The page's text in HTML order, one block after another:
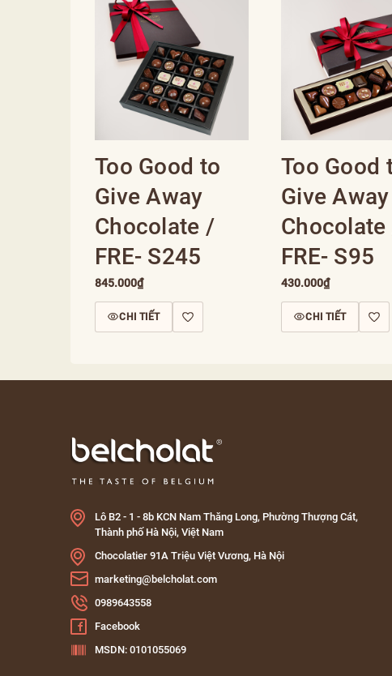
Too Good to
Give Away
Chocolate /
FRE- S245
845.000₫
CHI TIẾT
Too Good
Give Away
FRE- S95
430.000₫
CHI TIẾT
Lô B2 - 1 - 8b KCN Nam Thăng Long, Phường Thượng Cát,
Thành phố Hà Nội, Việt Nam
Chocolatier 91A Triệu Việt Vương, Hà Nội
marketing@belcholat.com
0989643558
Facebook
MSDN: 0101055069